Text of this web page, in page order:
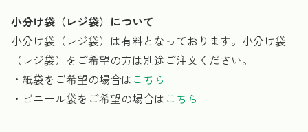
小分け袋（レジ袋）について
小分け袋（レジ袋）は有料となっております。小分け袋
（レジ袋）をご希望の方は別途ご注文ください。
・紙袋をご希望の場合は こちら
・ビニール袋をご希望の場合は こちら